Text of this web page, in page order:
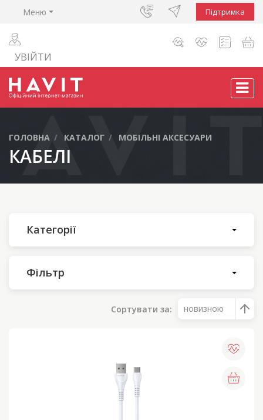
Меню Підтримка
УВІЙТИ
ГОЛОВНА КАТАЛОГ МОБІЛЬНІ АКСЕСУАРИ
КАБЕЛІ
Категорії
Фільтр
Сортувати за: новизною